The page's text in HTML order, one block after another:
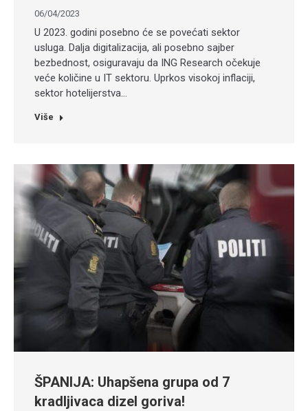
06/04/2023
U 2023. godini posebno će se povećati sektor
usluga. Dalja digitalizacija, ali posebno sajber
bezbednost, osiguravaju da ING Research očekuje
veće količine u IT sektoru. Uprkos visokoj inflaciji,
sektor hotelijerstva…
Više
ŠPANIJA: Uhapšena grupa od 7
kradljivaca dizel goriva!